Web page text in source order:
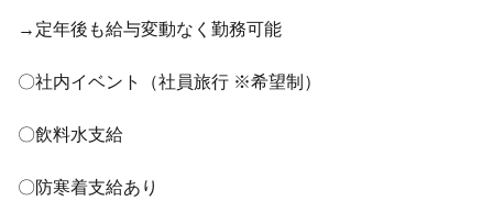
→定年後も給与変動なく勤務可能
〇社内イベント（社員旅行 ※希望制）
〇飲料水支給
〇防寒着支給あり